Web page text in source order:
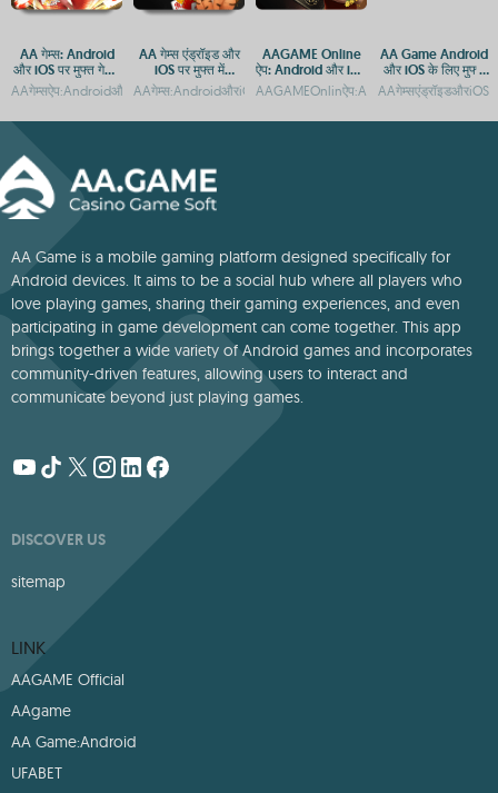
AA गेम्स: Android
और iOS पर मुफ्त गेमिंग
का आनंद
AA गेम्स एंड्रॉइड और
iOS पर मुफ्त में
डाउनलोड करें
AAGAME Online
ऐप: Android और iOS
पर डाउनलोड करें
AA Game Android
और iOS के लिए मुफ्त
डाउनलोड
AA Game is a mobile gaming platform designed specifically for
Android devices. It aims to be a social hub where all players who
love playing games, sharing their gaming experiences, and even
participating in game development can come together. This app
brings together a wide variety of Android games and incorporates
community-driven features, allowing users to interact and
communicate beyond just playing games.
DISCOVER US
sitemap
LINK
AAGAME Official
AAgame
AA Game:Android
UFABET